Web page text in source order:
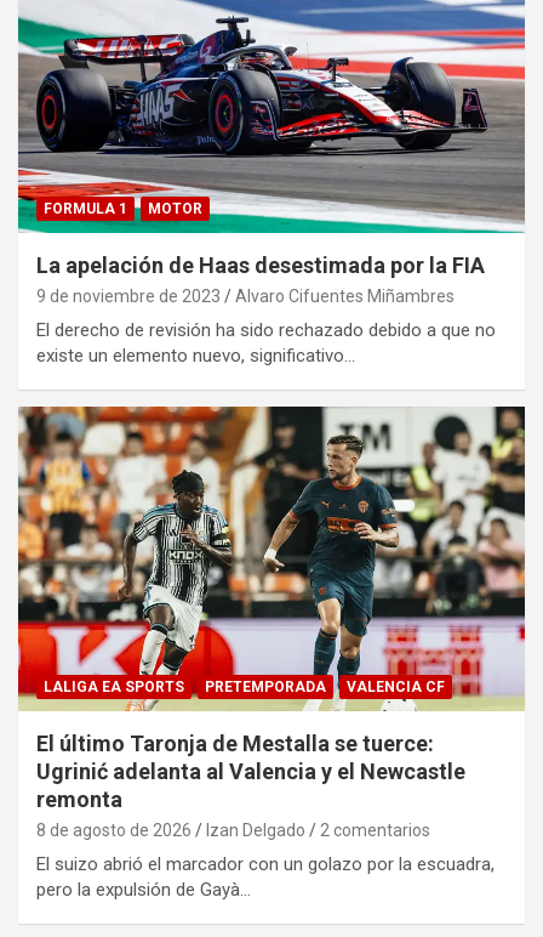
FORMULA 1 MOTOR
La apelación de Haas desestimada por la FIA
9 de noviembre de 2023 Alvaro Cifuentes Miñambres
El derecho de revisión ha sido rechazado debido a que no
existe un elemento nuevo, significativo…
LALIGA EA SPORTS PRETEMPORADA VALENCIA CF
El último Taronja de Mestalla se tuerce:
Ugrinić adelanta al Valencia y el Newcastle
remonta
8 de agosto de 2026 Izan Delgado 2 comentarios
El suizo abrió el marcador con un golazo por la escuadra,
pero la expulsión de Gayà…